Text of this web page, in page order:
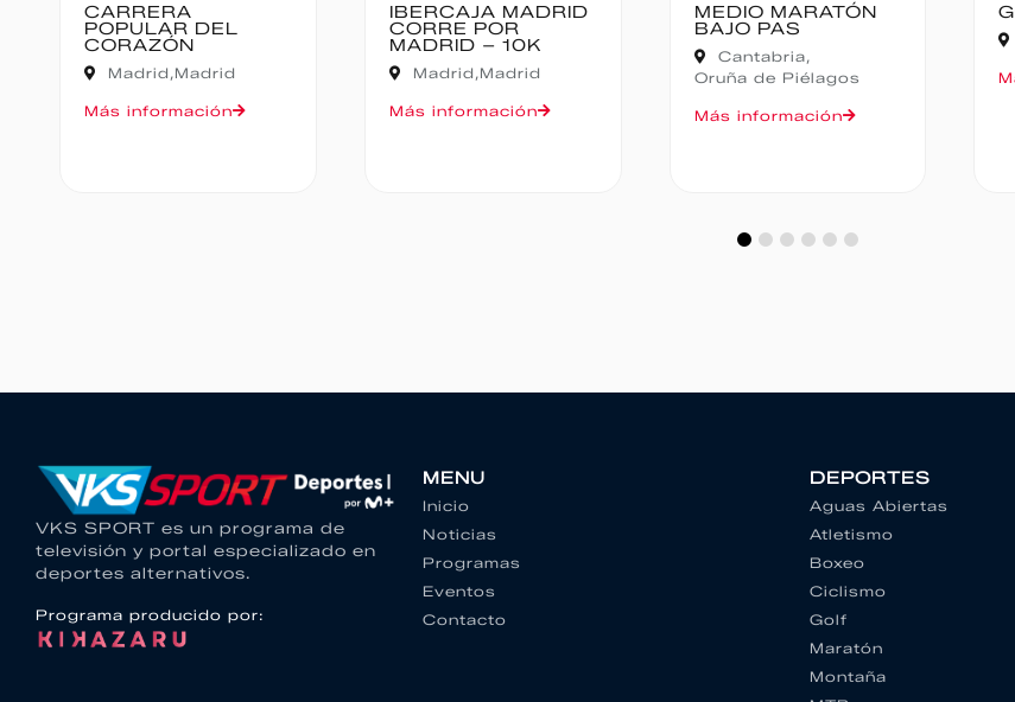
IBERCAJA MADRID
CORRE POR
MADRID – 10K
Madrid,Madrid
Más información
MEDIO MARATÓN
BAJO PAS
Cantabria,
Oruña de Piélagos
Más información
GORBEIA SUZIEN
Bizkaia,
Más información
VKS SPORT es un programa de
televisión y portal especializado en
deportes alternativos.
Programa producido por:
MENU
Inicio
Noticias
Programas
Eventos
Contacto
DEPORTES
Aguas Abiertas
Atletismo
Boxeo
Ciclismo
Golf
Maratón
Montaña